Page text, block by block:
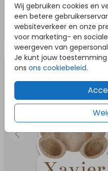
Wij gebruiken cookies en
een betere
websiteverkeer en onze
voor marketing- en
weergeven van
Je kunt jouw
ons ons cookiebeleid.
NOG MEER IN DEZE
Tuinbord